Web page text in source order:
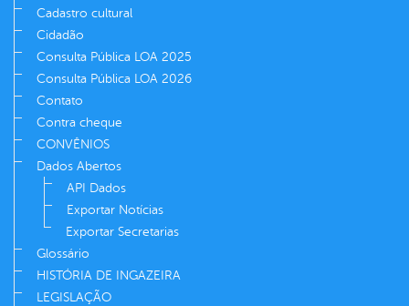
Cadastro cultural
Cidadão
Consulta Pública LOA 2025
Consulta Pública LOA 2026
Contato
Contra cheque
CONVÊNIOS
Dados Abertos
API Dados
Exportar Notícias
Exportar Secretarias
Glossário
HISTÓRIA DE INGAZEIRA
LEGISLAÇÃO